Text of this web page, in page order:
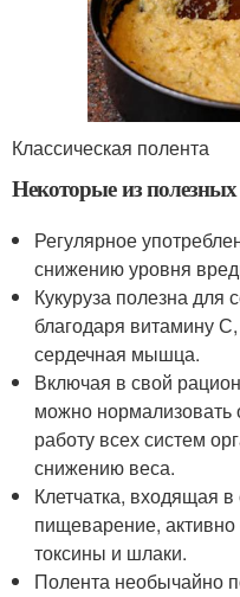
Классическая полента
Некоторые из полезных
Регулярное
снижению уровня
Кукуруза полезна для
благодаря витамину
сердечная мышца.
Включая в свой
можно нормализовать
работу всех систем
снижению веса.
Клетчатка, входящая
пищеварение,
токсины и шлаки.
Полента необычайно